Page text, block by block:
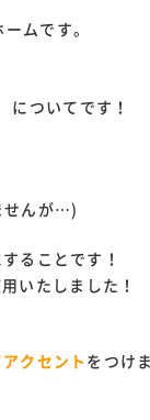
ムです。
についてです！
せんが…)
することです！
いたしました！
クセント をつけ